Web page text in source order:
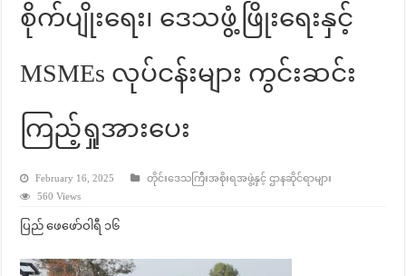
စိုက်ပျိုးရေး၊ ဒေသဖွံ့ဖြိုးရေးနှင့်
MSMEs လုပ်ငန်းများ ကွင်းဆင်း
ကြည့်ရှုအားပေး
February 16, 2025
တိုင်းဒေသကြီးအစိုးရအဖွဲ့နှင့် ဌာနဆိုင်ရာများ
560 Views
ပြည် ဖေဖော်ဝါရီ ၁၆